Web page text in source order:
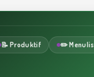
📝 Produktif
✏️ Menulis